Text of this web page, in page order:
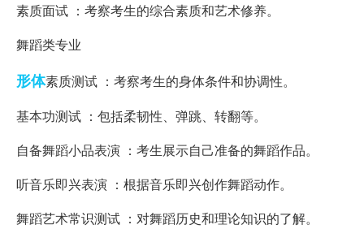
素质面试 ：考察考生的综合素质和艺术修养。
舞蹈类专业
形体素质测试 ：考察考生的身体条件和协调性。
基本功测试 ：包括柔韧性、弹跳、转翻等。
自备舞蹈小品表演 ：考生展示自己准备的舞蹈作品。
听音乐即兴表演 ：根据音乐即兴创作舞蹈动作。
舞蹈艺术常识测试 ：对舞蹈历史和理论知识的了解。